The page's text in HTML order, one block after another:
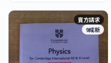
賣方請求
9成新